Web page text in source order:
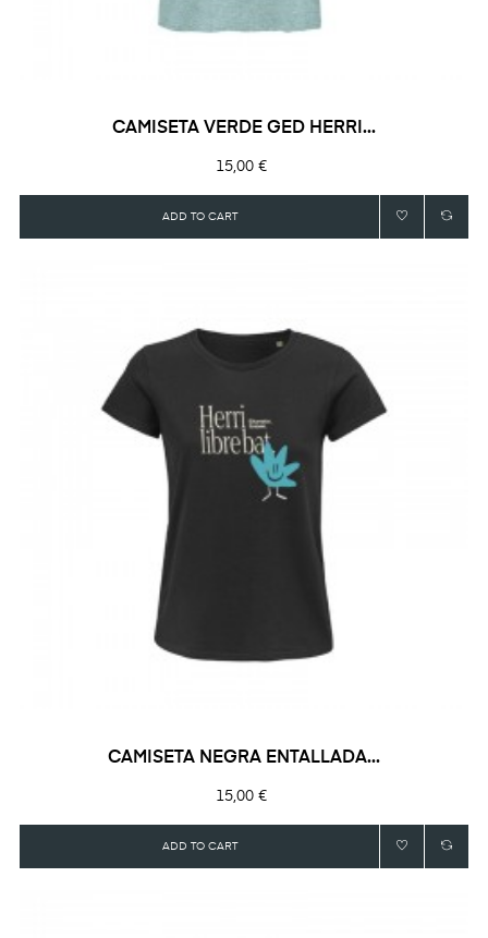
CAMISETA VERDE GED HERRI...
Precio
15,00 €
ADD TO CART
CAMISETA NEGRA ENTALLADA...
Precio
15,00 €
ADD TO CART